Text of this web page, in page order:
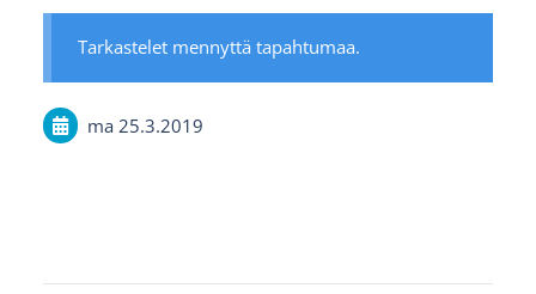
Tarkastelet mennyttä tapahtumaa.
ma 25.3.2019